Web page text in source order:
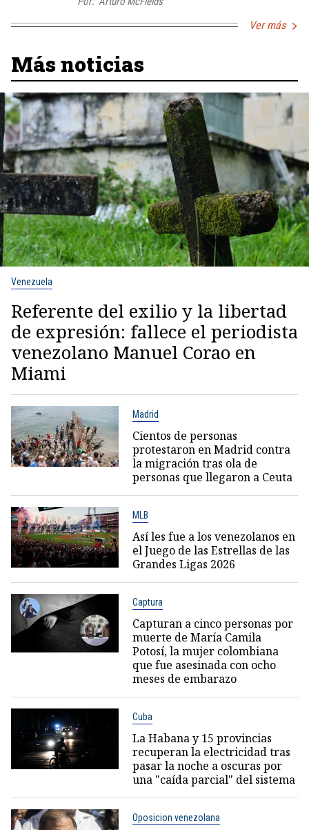
Ver más
Más noticias
Venezuela
Referente del exilio y la libertad
de expresión: fallece el periodista
venezolano Manuel Corao en
Miami
Madrid
Cientos de personas
protestaron en Madrid contra
la migración tras ola de
personas que llegaron a Ceuta
MLB
Así les fue a los venezolanos en
el Juego de las Estrellas de las
Grandes Ligas 2026
Captura
Capturan a cinco personas por
muerte de María Camila
Potosí, la mujer colombiana
que fue asesinada con ocho
meses de embarazo
Cuba
La Habana y 15 provincias
recuperan la electricidad tras
pasar la noche a oscuras por
una "caída parcial" del sistema
Oposicion venezolana